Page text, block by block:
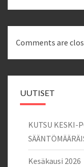
Comments are
UUTISET
KUTSU KESKI-
Kesäkausi 2026